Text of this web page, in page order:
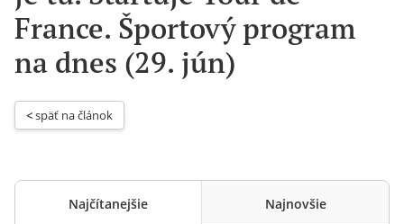
France. Športový program
na dnes (29. jún)
< späť na článok
Najčítanejšie Najnovšie